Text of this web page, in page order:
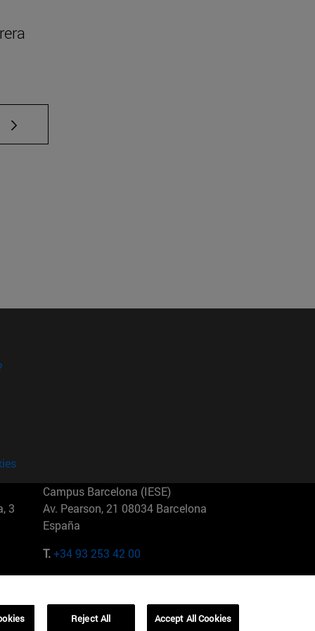
TAB para desplazarse.
3
Campus Barcelona (IESE)
Av. Pearson, 21 08034 Barcelona
España
T.+34 93 253 42 00
01321001 Bela Vista Brasil
Reject All Accept All Cookies